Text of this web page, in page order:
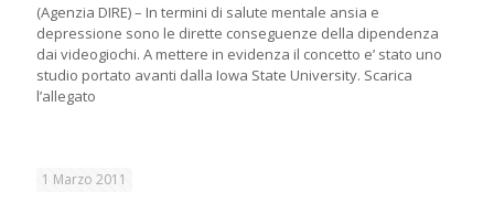
(Agenzia DIRE) – In termini di salute mentale ansia e
depressione sono le dirette conseguenze della dipendenza
dai videogiochi. A mettere in evidenza il concetto e’ stato uno
studio portato avanti dalla Iowa State University. Scarica
l’allegato
1 Marzo 2011